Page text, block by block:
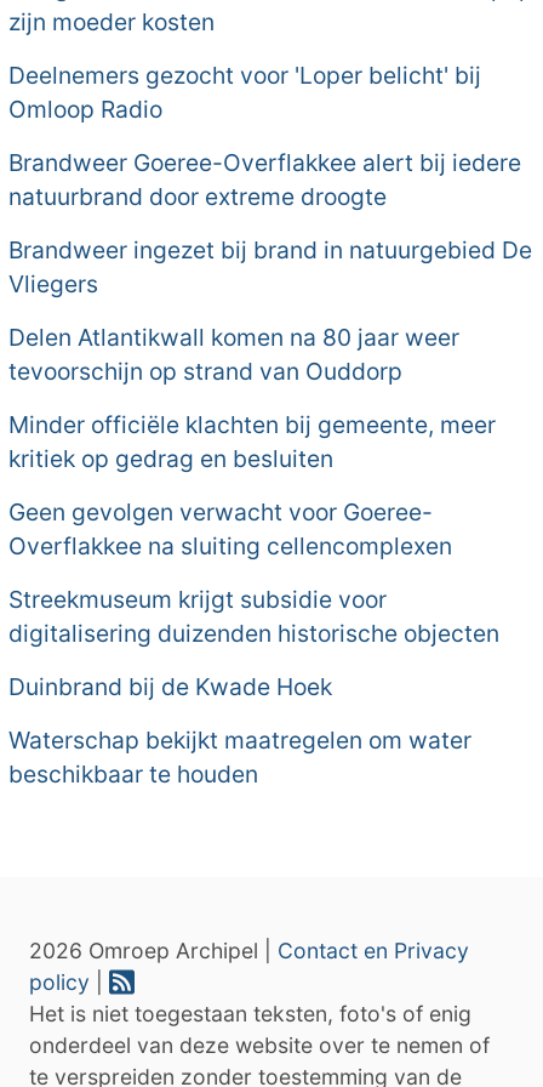
zijn moeder kosten
Deelnemers gezocht voor 'Loper belicht' bij
Omloop Radio
Brandweer Goeree-Overflakkee alert bij iedere
natuurbrand door extreme droogte
Brandweer ingezet bij brand in natuurgebied De
Vliegers
Delen Atlantikwall komen na 80 jaar weer
tevoorschijn op strand van Ouddorp
Minder officiële klachten bij gemeente, meer
kritiek op gedrag en besluiten
Geen gevolgen verwacht voor Goeree-
Overflakkee na sluiting cellencomplexen
Streekmuseum krijgt subsidie voor
digitalisering duizenden historische objecten
Duinbrand bij de Kwade Hoek
Waterschap bekijkt maatregelen om water
beschikbaar te houden
2026 Omroep Archipel | Contact en Privacy
policy
Het is niet toegestaan teksten, foto's of enig
onderdeel van deze website over te nemen of
te verspreiden zonder toestemming van de